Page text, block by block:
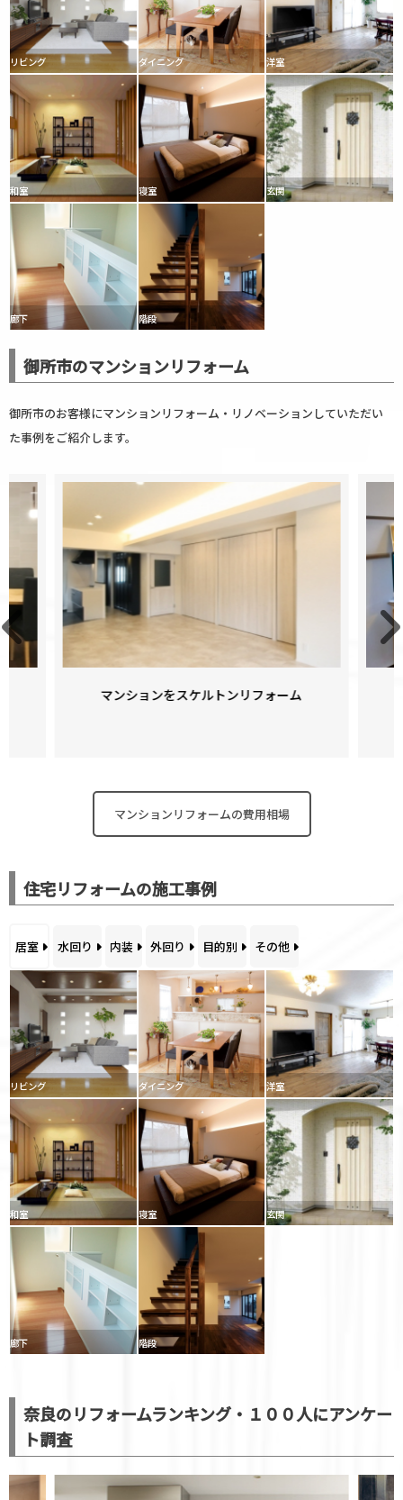
リビング ダイニング 洋室
和室 寝室 玄関
廊下 階段
御所市のマンションリフォーム
御所市のお客様にマンションリフォーム・リノベーションしていただい
た事例をご紹介します。
マンションをスケルトンリフォーム
マンションリフォームの費用相場
住宅リフォームの施工事例
居室 水回り 内装 外回り 目的別 その他
リビング ダイニング 洋室
和室 寝室 玄関
廊下 階段
奈良のリフォームランキング・１００人にアンケー
ト調査